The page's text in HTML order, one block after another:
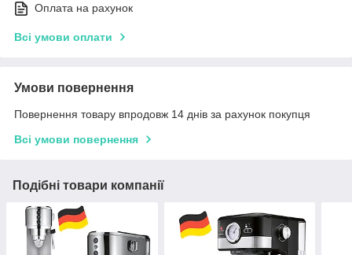
Оплата на рахунок
Всі умови оплати
Умови повернення
Повернення товару впродовж 14 днів за рахунок покупця
Всі умови повернення
Подібні товари компанії